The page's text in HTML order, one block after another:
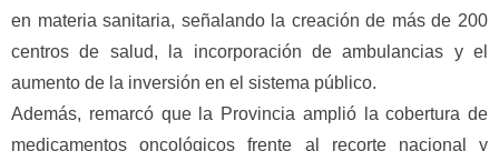
en materia sanitaria, señalando la creación de más de 200
centros de salud, la incorporación de ambulancias y el
aumento de la inversión en el sistema público.
Además, remarcó que la Provincia amplió la cobertura de
medicamentos oncológicos frente al recorte nacional y